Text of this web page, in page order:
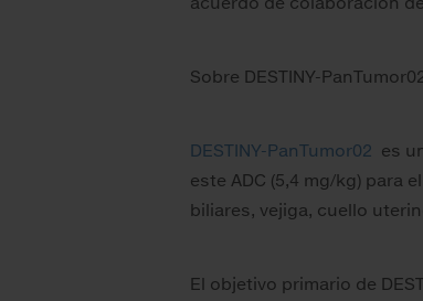
Sobre DESTINY-
DESTINY-PanTumor02 es
este ADC (5,4 mg/kg) para
biliares, vejiga, cuello
El objetivo primario de